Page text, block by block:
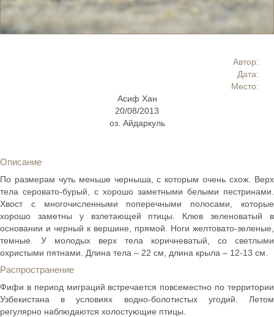
Автор:
Дата:
Место:
Асиф Хан
20/08/2013
оз. Айдаркуль
Описание
По размерам чуть меньше черныша, с которым очень схож. Верх
тела серовато-бурый, с хорошо заметными белыми пестринами.
Хвост с многочисленными поперечными полосами, которые
хорошо заметны у взлетающей птицы. Клюв зеленоватый в
основании и черный к вершине, прямой. Ноги желтовато-зеленые,
темные. У молодых верх тела коричневатый, со светлыми
охристыми пятнами. Длина тела – 22 см, длина крыла – 12-13 см.
Распространение
Фифи в период миграций встречается повсеместно по территории
Узбекистана в условиях водно-болотистых угодий. Летом
регулярно наблюдаются холостующие птицы.